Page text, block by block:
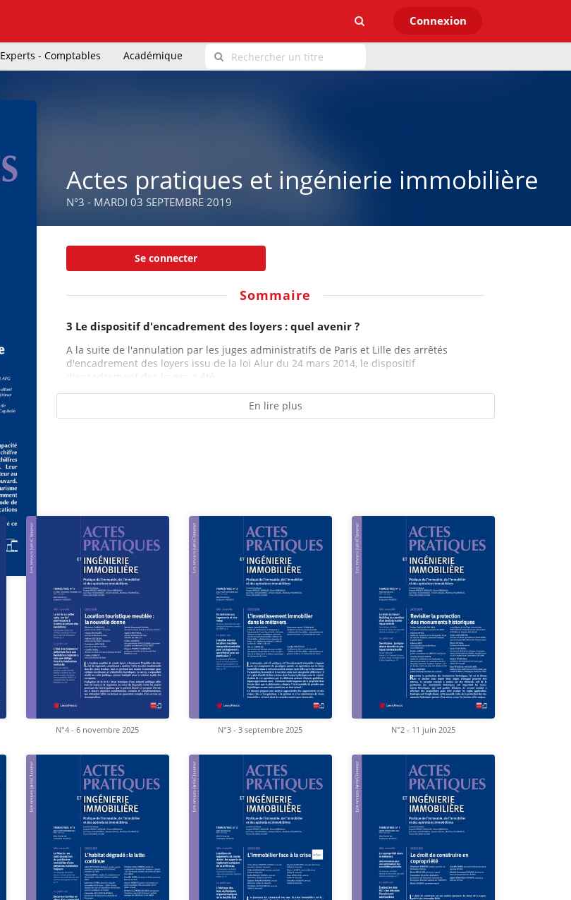
Connexion
Experts - Comptables Académique
Actes pratiques et ingénierie immobilière
N°3 - MARDI 03 SEPTEMBRE 2019
Se connecter
Sommaire
3 Le dispositif d'encadrement des loyers : quel avenir ?
A la suite de l'annulation par les juges administratifs de Paris et Lille des arrêtés
d'encadrement des loyers issu de la loi Alur du 24 mars 2014, le dispositif
d'encadrement des loyers a été...
En lire plus
N°4 - 6 novembre 2025 N°3 - 3 septembre 2025 N°2 - 11 juin 2025